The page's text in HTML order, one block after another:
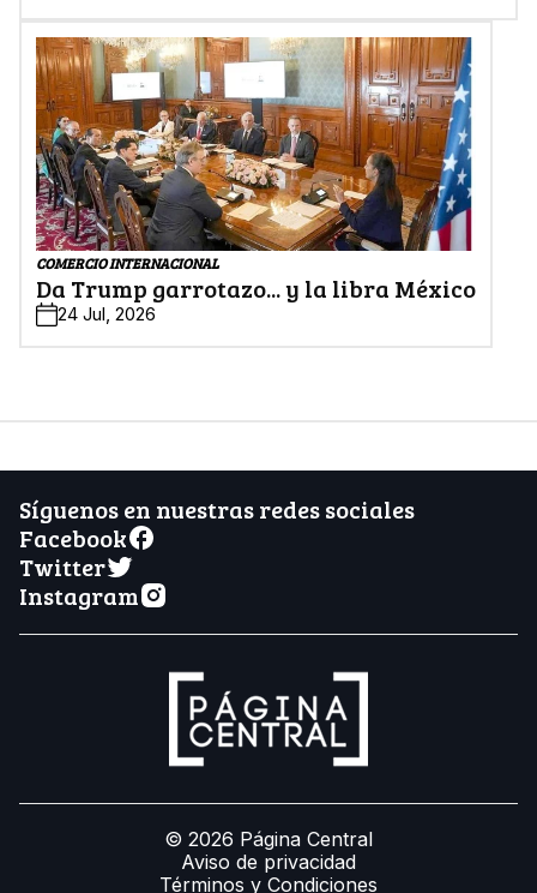
COMERCIO INTERNACIONAL
Da Trump garrotazo... y la libra México
24 Jul, 2026
Síguenos en nuestras redes sociales
Facebook
Twitter
Instagram
© 2026 Página Central
Aviso de privacidad
Términos y Condiciones